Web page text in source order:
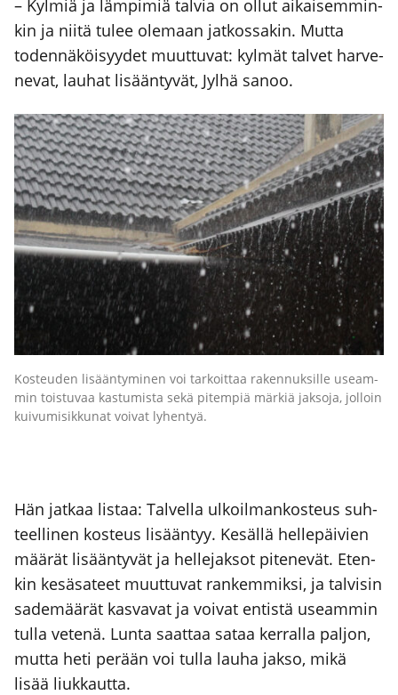
– Kyl­miä ja läm­pi­miä tal­via on ollut aikai­sem­min­
kin ja nii­tä tulee ole­maan jat­kos­sa­kin. Mut­ta
toden­nä­köi­syy­det muut­tu­vat: kyl­mät tal­vet har­ve­
ne­vat, lau­hat lisään­ty­vät, Jyl­hä sanoo.
Kos­teu­den lisään­ty­mi­nen voi tar­koit­taa raken­nuk­sil­le useam­
min tois­tu­vaa kas­tu­mis­ta sekä pitem­piä mär­kiä jak­so­ja, jol­loin
kui­vu­mi­sik­ku­nat voi­vat lyhen­tyä.
Hän jat­kaa lis­taa: Tal­vel­la ulkoil­man­kos­teus suh­
teel­li­nen kos­teus lisään­tyy. Kesäl­lä hel­le­päi­vien
mää­rät lisään­ty­vät ja hel­le­jak­sot pite­ne­vät. Eten­
kin kesä­sa­teet muut­tu­vat ran­kem­mik­si, ja tal­vi­sin
sade­mää­rät kas­va­vat ja voi­vat entis­tä useam­min
tul­la vete­nä. Lun­ta saat­taa sataa ker­ral­la pal­jon,
mut­ta heti perään voi tul­la lau­ha jak­so, mikä
lisää liuk­kaut­ta.